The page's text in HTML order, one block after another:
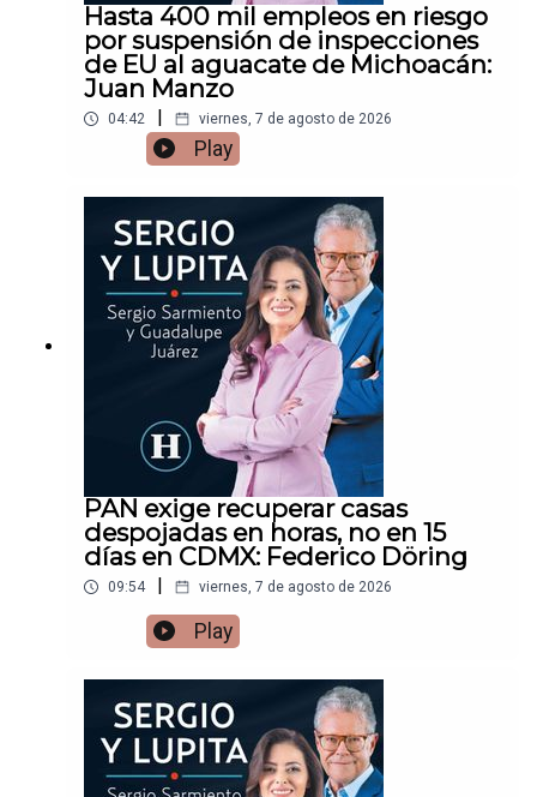
Hasta 400 mil empleos en riesgo
por suspensión de inspecciones
de EU al aguacate de Michoacán:
Juan Manzo
04:42 viernes, 7 de agosto de 2026
Play
PAN exige recuperar casas
despojadas en horas, no en 15
días en CDMX: Federico Döring
09:54 viernes, 7 de agosto de 2026
Play